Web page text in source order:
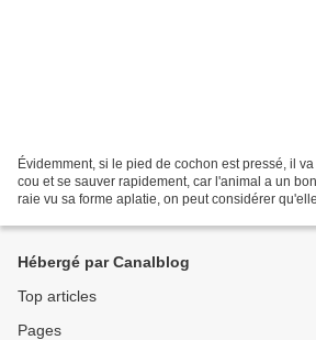
Évidemment, si le pied de cochon est pressé, il
cou et se sauver rapidement, car l'animal a un
raie vu sa forme aplatie, on peut considérer
Hébergé par Canalblog
Top articles
Pages